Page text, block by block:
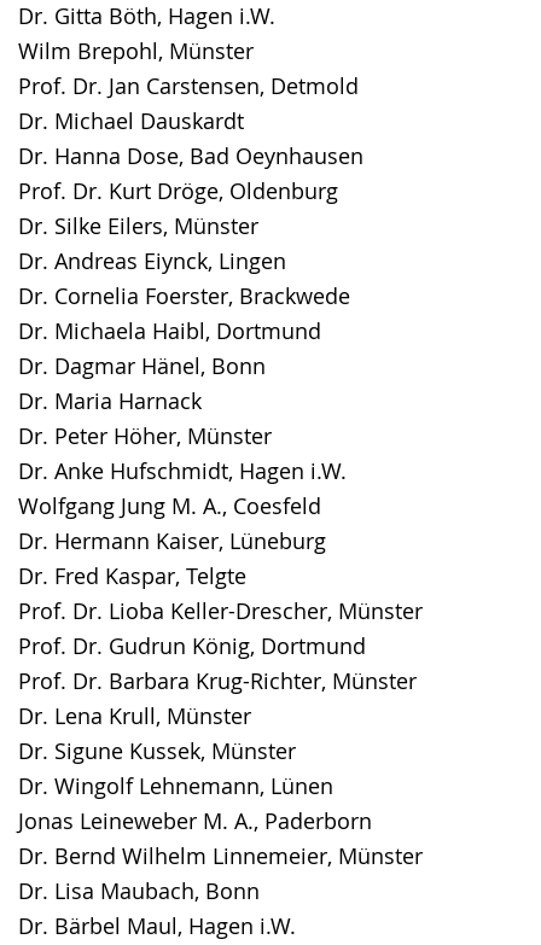
Dr. Gitta Böth, Hagen i.W.
Wilm Brepohl, Münster
Prof. Dr. Jan Carstensen, Detmold
Dr. Michael Dauskardt
Dr. Hanna Dose, Bad Oeynhausen
Prof. Dr. Kurt Dröge, Oldenburg
Dr. Silke Eilers, Münster
Dr. Andreas Eiynck, Lingen
Dr. Cornelia Foerster, Brackwede
Dr. Michaela Haibl, Dortmund
Dr. Dagmar Hänel, Bonn
Dr. Maria Harnack
Dr. Peter Höher, Münster
Dr. Anke Hufschmidt, Hagen i.W.
Wolfgang Jung M. A., Coesfeld
Dr. Hermann Kaiser, Lüneburg
Dr. Fred Kaspar, Telgte
Prof. Dr. Lioba Keller-Drescher, Münster
Prof. Dr. Gudrun König, Dortmund
Prof. Dr. Barbara Krug-Richter, Münster
Dr. Lena Krull, Münster
Dr. Sigune Kussek, Münster
Dr. Wingolf Lehnemann, Lünen
Jonas Leineweber M. A., Paderborn
Dr. Bernd Wilhelm Linnemeier, Münster
Dr. Lisa Maubach, Bonn
Dr. Bärbel Maul, Hagen i.W.